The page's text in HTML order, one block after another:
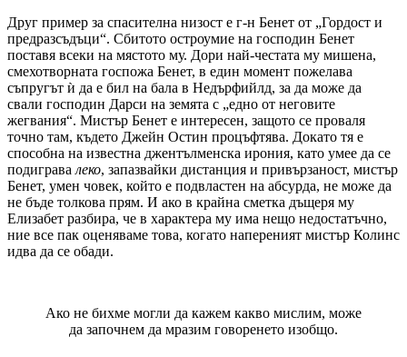
Друг пример за спасителна низост е г-н Бенет от „Гордост и
предразсъдъци“. Сбитото остроумие на господин Бенет
поставя всеки на мястото му. Дори най-честата му мишена,
смехотворната госпожа Бенет, в един момент пожелава
съпругът ѝ да е бил на бала в Недърфийлд, за да може да
свали господин Дарси на земята с „едно от неговите
жегвания“. Мистър Бенет е интересен, защото се проваля
точно там, където Джейн Остин процъфтява. Докато тя е
способна на известна джентълменска ирония, като умее да се
подиграва леко, запазвайки дистанция и привързаност, мистър
Бенет, умен човек, който е подвластен на абсурда, не може да
не бъде толкова прям. И ако в крайна сметка дъщеря му
Елизабет разбира, че в характера му има нещо недостатъчно,
ние все пак оценяваме това, когато напереният мистър Колинс
идва да се обади.
Ако не бихме могли да кажем какво мислим, може
да започнем да мразим говоренето изобщо.